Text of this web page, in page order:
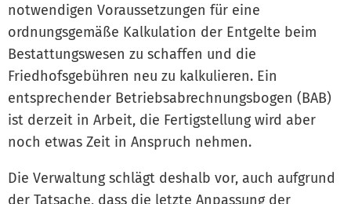
notwendigen Voraussetzungen für eine
ordnungsgemäße Kalkulation der Entgelte beim
Bestattungswesen zu schaffen und die
Friedhofsgebühren neu zu kalkulieren. Ein
entsprechender Betriebsabrechnungsbogen (BAB)
ist derzeit in Arbeit, die Fertigstellung wird aber
noch etwas Zeit in Anspruch nehmen.
Die Verwaltung schlägt deshalb vor, auch aufgrund
der Tatsache, dass die letzte Anpassung der